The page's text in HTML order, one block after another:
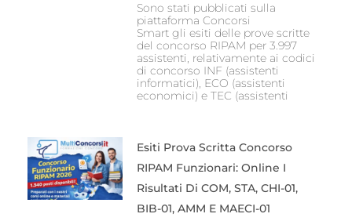
Sono stati pubblicati sulla
piattaforma Concorsi
Smart gli esiti delle prove scritte
del concorso RIPAM per 3.997
assistenti, relativamente ai codici
di concorso INF (assistenti
informatici), ECO (assistenti
economici) e TEC (assistenti
Esiti Prova Scritta Concorso
RIPAM Funzionari: Online I
Risultati Di COM, STA, CHI-01,
BIB-01, AMM E MAECI-01